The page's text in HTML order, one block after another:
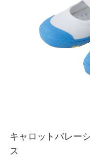
キャロットバレー
ス